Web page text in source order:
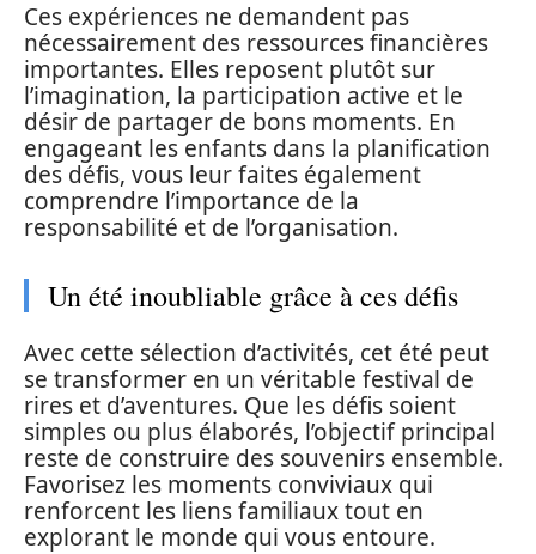
Ces expériences ne demandent pas
nécessairement des ressources financières
importantes. Elles reposent plutôt sur
l’imagination, la participation active et le
désir de partager de bons moments. En
engageant les enfants dans la planification
des défis, vous leur faites également
comprendre l’importance de la
responsabilité et de l’organisation.
Un été inoubliable grâce à ces défis
Avec cette sélection d’activités, cet été peut
se transformer en un véritable festival de
rires et d’aventures. Que les défis soient
simples ou plus élaborés, l’objectif principal
reste de construire des souvenirs ensemble.
Favorisez les moments conviviaux qui
renforcent les liens familiaux tout en
explorant le monde qui vous entoure.